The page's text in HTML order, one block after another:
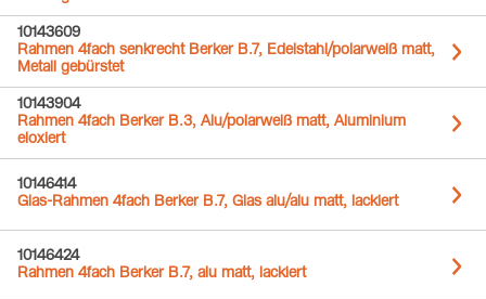
10143609
Rahmen 4fach senkrecht Berker B.7, Edelstahl/polarweiß matt,
Metall gebürstet
10143904
Rahmen 4fach Berker B.3, Alu/polarweiß matt, Aluminium
eloxiert
10146414
Glas-Rahmen 4fach Berker B.7, Glas alu/alu matt, lackiert
10146424
Rahmen 4fach Berker B.7, alu matt, lackiert